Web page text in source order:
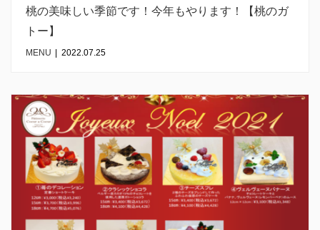
桃の美味しい季節です！今年もやります！【桃のガ
トー】
MENU | 2022.07.25